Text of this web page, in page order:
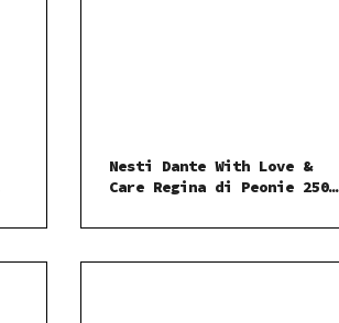
Nesti Dante With Love &
Care Regina di Peonie 250